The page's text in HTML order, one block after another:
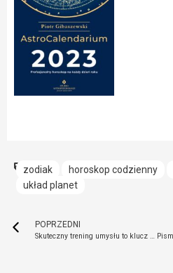
zodiak horoskop codzienny
układ planet
POPRZEDNI
Skuteczny trening umysłu to klucz do twojego sukcesu